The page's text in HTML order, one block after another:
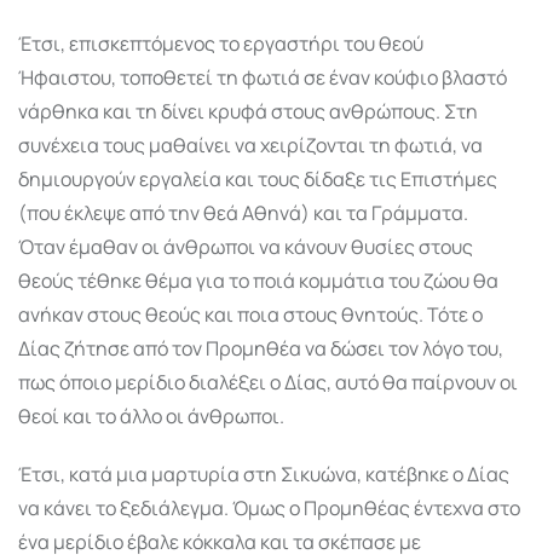
Έτσι, επισκεπτόμενος το εργαστήρι του θεού
Ήφαιστου, τοποθετεί τη φωτιά σε έναν κούφιο βλαστό
νάρθηκα και τη δίνει κρυφά στους ανθρώπους. Στη
συνέχεια τους μαθαίνει να χειρίζονται τη φωτιά, να
δημιουργούν εργαλεία και τους δίδαξε τις Επιστήμες
(που έκλεψε από την θεά Αθηνά) και τα Γράμματα.
Όταν έμαθαν οι άνθρωποι να κάνουν θυσίες στους
θεούς τέθηκε θέμα για το ποιά κομμάτια του ζώου θα
ανήκαν στους θεούς και ποια στους θνητούς. Τότε ο
Δίας ζήτησε από τον Προμηθέα να δώσει τον λόγο του,
πως όποιο μερίδιο διαλέξει ο Δίας, αυτό θα παίρνουν οι
θεοί και το άλλο οι άνθρωποι.
Έτσι, κατά μια μαρτυρία στη Σικυώνα, κατέβηκε ο Δίας
να κάνει το ξεδιάλεγμα. Όμως ο Προμηθέας έντεχνα στο
ένα μερίδιο έβαλε κόκκαλα και τα σκέπασε με